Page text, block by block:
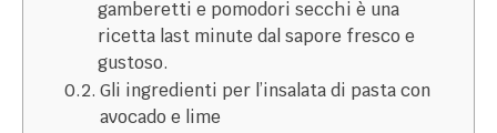
gamberetti e pomodori secchi è una
ricetta last minute dal sapore fresco e
gustoso.
Gli ingredienti per l’insalata di pasta con
avocado e lime